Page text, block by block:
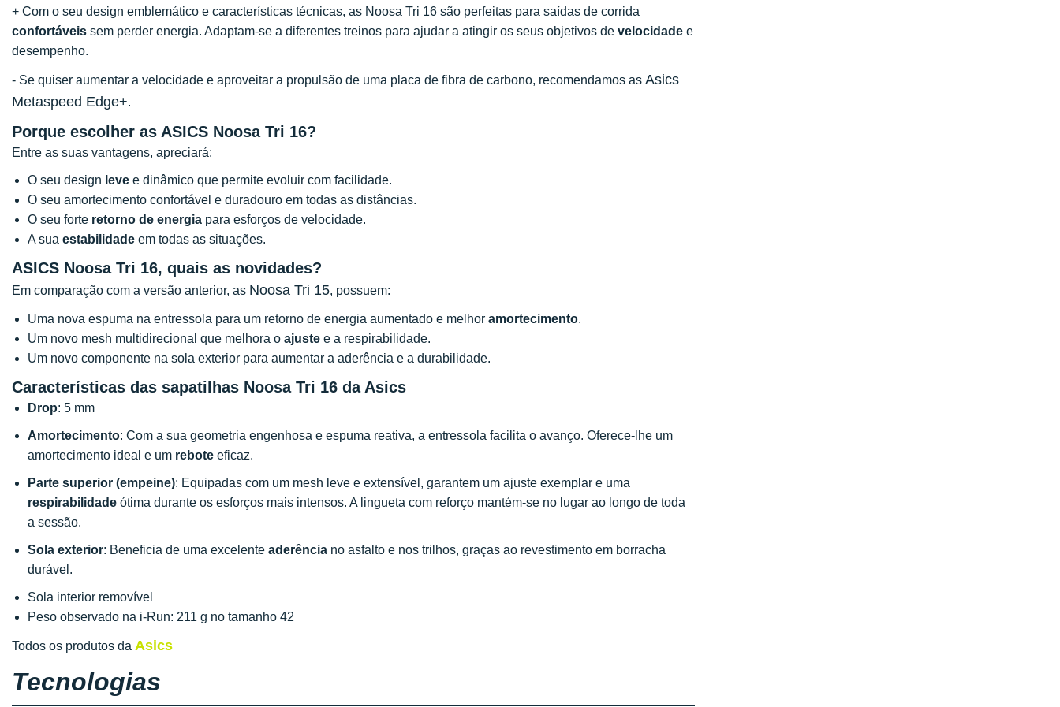
+ Com o seu design emblemático e características técnicas, as Noosa Tri 16 são perfeitas para saídas de corrida
confortáveis sem perder energia. Adaptam-se a diferentes treinos para ajudar a atingir os seus objetivos de velocidade e
desempenho.
- Se quiser aumentar a velocidade e aproveitar a propulsão de uma placa de fibra de carbono, recomendamos as Asics
Metaspeed Edge+.
Porque escolher as ASICS Noosa Tri 16?
Entre as suas vantagens, apreciará:
O seu design leve e dinâmico que permite evoluir com facilidade.
O seu amortecimento confortável e duradouro em todas as distâncias.
O seu forte retorno de energia para esforços de velocidade.
A sua estabilidade em todas as situações.
ASICS Noosa Tri 16, quais as novidades?
Em comparação com a versão anterior, as Noosa Tri 15, possuem:
Uma nova espuma na entressola para um retorno de energia aumentado e melhor amortecimento.
Um novo mesh multidirecional que melhora o ajuste e a respirabilidade.
Um novo componente na sola exterior para aumentar a aderência e a durabilidade.
Características das sapatilhas Noosa Tri 16 da Asics
Drop: 5 mm
Amortecimento: Com a sua geometria engenhosa e espuma reativa, a entressola facilita o avanço. Oferece-lhe um
amortecimento ideal e um rebote eficaz.
Parte superior (empeine): Equipadas com um mesh leve e extensível, garantem um ajuste exemplar e uma
respirabilidade ótima durante os esforços mais intensos. A lingueta com reforço mantém-se no lugar ao longo de toda
a sessão.
Sola exterior: Beneficia de uma excelente aderência no asfalto e nos trilhos, graças ao revestimento em borracha
durável.
Sola interior removível
Peso observado na i-Run: 211 g no tamanho 42
Todos os produtos da Asics
Tecnologias